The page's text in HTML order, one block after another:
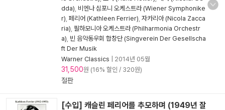
dda) 비엔나 심포니 오케스트라 (Wiener Symphonike
r) 페리어 (Kathleen Ferrier) 자카리아 (Nicola Zacca
ria) 필하모니아 오케스트라 (Philharmonia Orchestr
a) 빈 음악동우회 합창단 (Singverein Der Gesellscha
ft Der Musik
Warner Classics
2014년 05월
31,500원 (16% 할인 / 320원)
절판
[수입] 캐슬린 페리어를 추모하며 (1949년 잘